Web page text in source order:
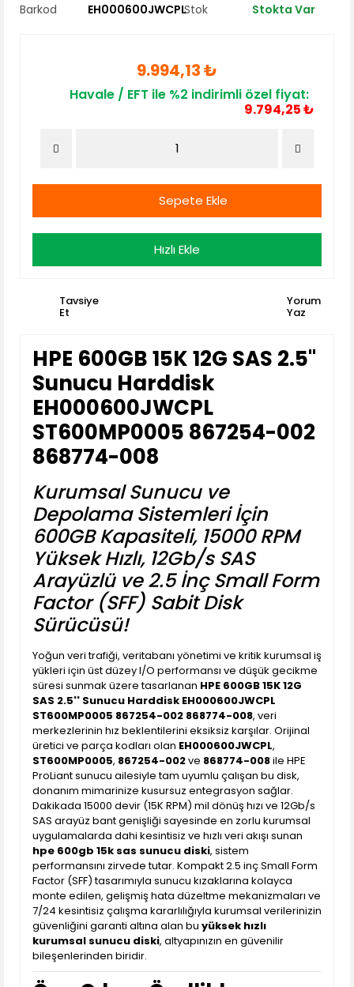
Barkod
EH000600JWCPLStok Stokta Var
9.994,13 ₺
Havale / EFT ile %2 indirimli özel fiyat:
9.794,25 ₺
Sepete Ekle
Hızlı Ekle
Tavsiye
Et
Yorum
Yaz
HPE 600GB 15K 12G SAS 2.5''
Sunucu Harddisk
EH000600JWCPL
ST600MP0005 867254-002
868774-008
Kurumsal Sunucu ve
Depolama Sistemleri İçin
600GB Kapasiteli, 15000 RPM
Yüksek Hızlı, 12Gb/s SAS
Arayüzlü ve 2.5 İnç Small Form
Factor (SFF) Sabit Disk
Sürücüsü!
Yoğun veri trafiği, veritabanı yönetimi ve kritik kurumsal iş
yükleri için üst düzey I/O performansı ve düşük gecikme
süresi sunmak üzere tasarlanan HPE 600GB 15K 12G
SAS 2.5'' Sunucu Harddisk EH000600JWCPL
ST600MP0005 867254-002 868774-008, veri
merkezlerinin hız beklentilerini eksiksiz karşılar. Orijinal
üretici ve parça kodları olan EH000600JWCPL,
ST600MP0005, 867254-002ve 868774-008ile HPE
ProLiant sunucu ailesiyle tam uyumlu çalışan bu disk,
donanım mimarinize kusursuz entegrasyon sağlar.
Dakikada 15000 devir (15K RPM) mil dönüş hızı ve 12Gb/s
SAS arayüz bant genişliği sayesinde en zorlu kurumsal
uygulamalarda dahi kesintisiz ve hızlı veri akışı sunan
hpe 600gb 15k sas sunucu diski, sistem
performansını zirvede tutar. Kompakt 2.5 inç Small Form
Factor (SFF) tasarımıyla sunucu kızaklarına kolayca
monte edilen, gelişmiş hata düzeltme mekanizmaları ve
7/24 kesintisiz çalışma kararlılığıyla kurumsal verilerinizin
güvenliğini garanti altına alan bu yüksek hızlı
kurumsal sunucu diski, altyapınızın en güvenilir
bileşenlerinden biridir.